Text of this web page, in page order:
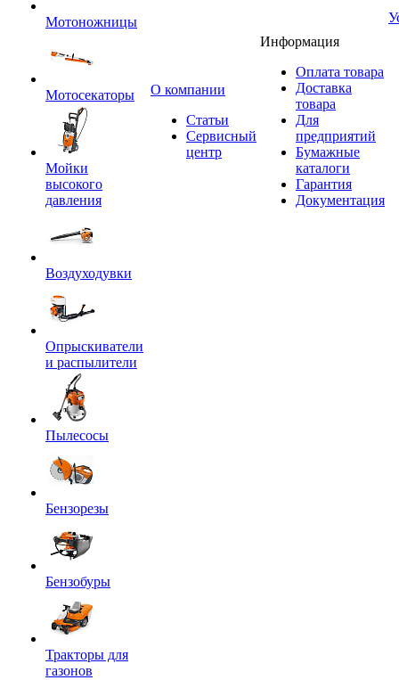
Мотоножницы
Мотосекаторы
Мойки
высокого
давления
Воздуходувки
Опрыскиватели
и распылители
Пылесосы
Бензорезы
Бензобуры
Тракторы для
газонов
O компании
Статьи
Сервисный
центр
Информация
Оплата товара
Доставка
товара
Для
предприятий
Бумажные
каталоги
Гарантия
Документация